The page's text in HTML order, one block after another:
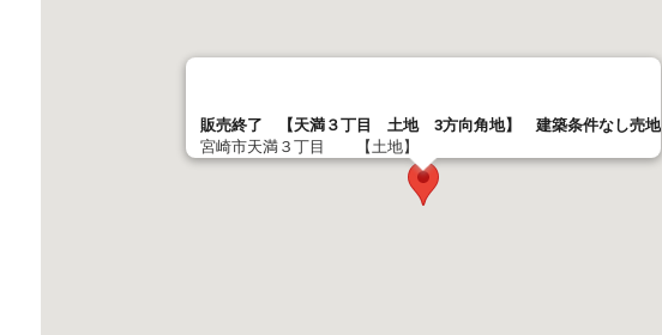
販売終了 【天満３丁目 土地 3方向角地】 建築条件なし売地
宮崎市天満３丁目 【土地】